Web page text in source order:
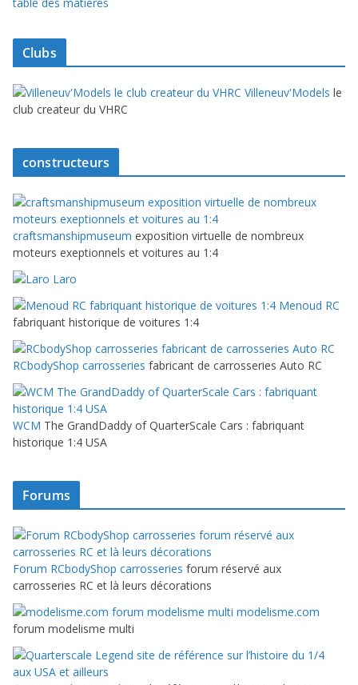
table des matières
Clubs
Villeneuv'Models le
club createur du VHRC
constructeurs
craftsmanshipmuseum exposition virtuelle de nombreux
moteurs exeptionnels et voitures au 1:4
Laro
Menoud RC
fabriquant historique de voitures 1:4
RCbodyShop carrosseries fabricant de carrosseries Auto RC
WCM The GrandDaddy of QuarterScale Cars : fabriquant
historique 1:4 USA
Forums
Forum RCbodyShop carrosseries forum réservé aux
carrosseries RC et là leurs décorations
modelisme.com
forum modelisme multi